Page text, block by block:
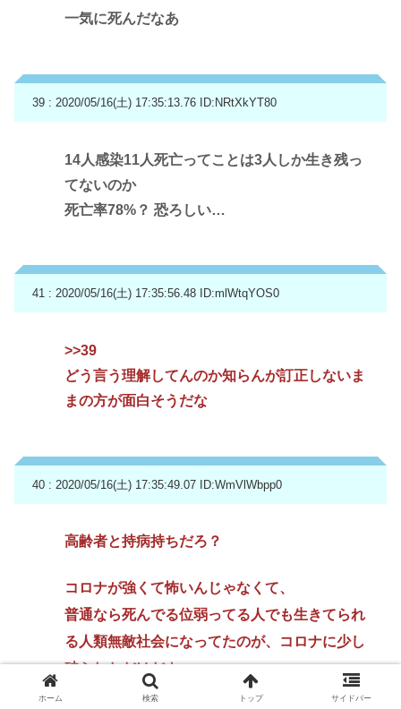
一気に死んだなあ
39 : 2020/05/16(土) 17:35:13.76 ID:NRtXkYT80
14人感染11人死亡ってことは3人しか生き残っ
てないのか
死亡率78%？ 恐ろしい…
41 : 2020/05/16(土) 17:35:56.48 ID:mlWtqYOS0
>>39
どう言う理解してんのか知らんが訂正しないま
まの方が面白そうだな
40 : 2020/05/16(土) 17:35:49.07 ID:WmVlWbpp0
高齢者と持病持ちだろ？
コロナが強くて怖いんじゃなくて、
普通なら死んでる位弱ってる人でも生きてられ
る人類無敵社会になってたのが、コロナに少し
破られただけだよ
ホーム 検索 トップ サイドバー